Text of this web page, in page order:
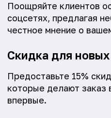
Поощряйте клиентов
соцсетях, предлагая
честное мнение о
Скидка для
Предоставьте 15%
которые делают заказ
впервые.